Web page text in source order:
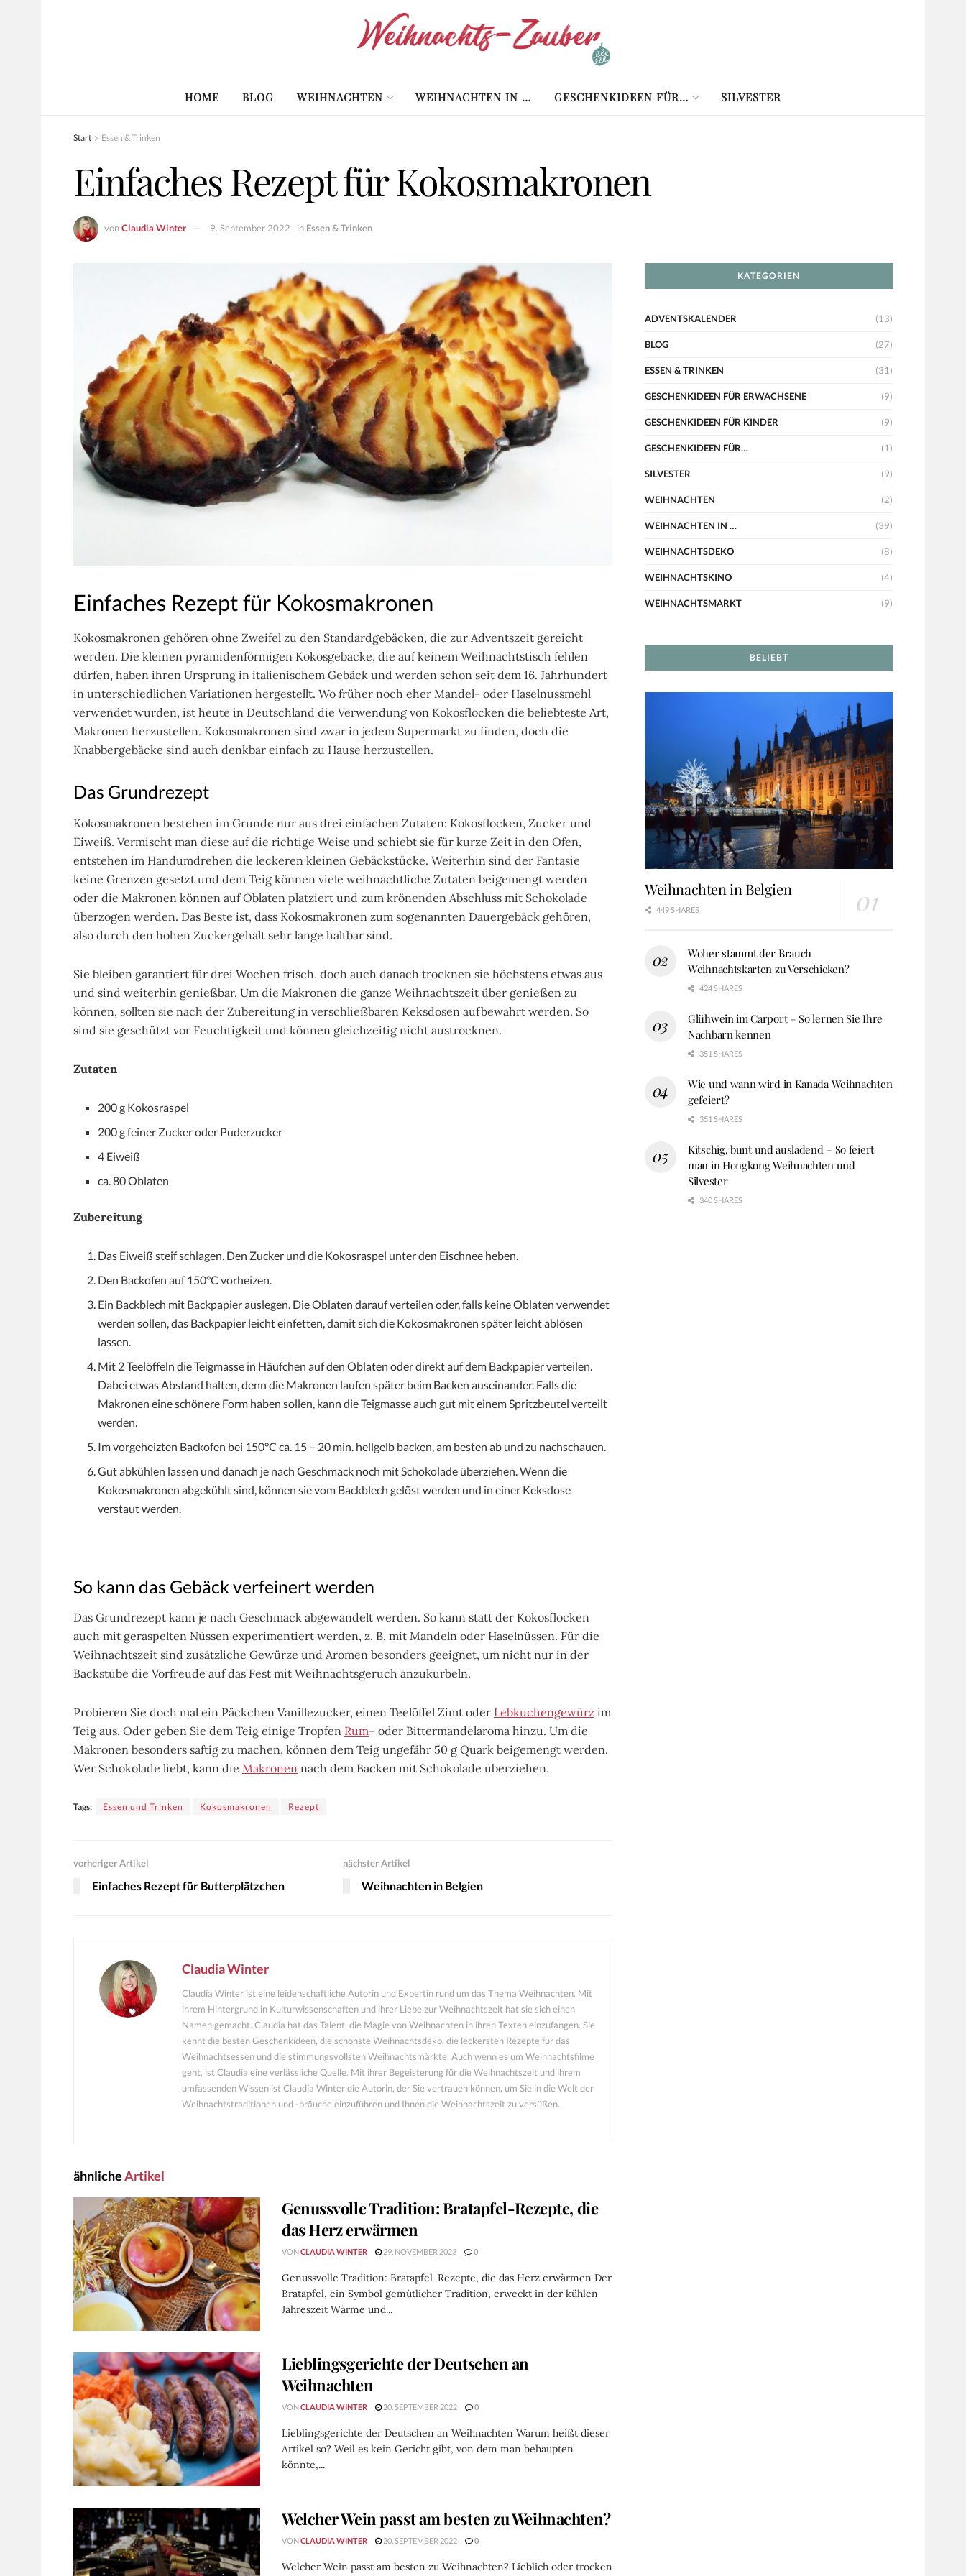
HOME BLOG WEIHNACHTEN WEIHNACHTEN IN … GESCHENKIDEEN FÜR… SILVESTER
Start Essen & Trinken
Einfaches Rezept für Kokosmakronen
vonClaudia Winter 9. September 2022 in Essen & Trinken
Einfaches Rezept für Kokosmakronen
Kokosmakronen gehören ohne Zweifel zu den Standardgebäcken, die zur Adventszeit gereicht
werden. Die kleinen pyramidenförmigen Kokosgebäcke, die auf keinem Weihnachtstisch fehlen
dürfen, haben ihren Ursprung in italienischem Gebäck und werden schon seit dem 16. Jahrhundert
in unterschiedlichen Variationen hergestellt. Wo früher noch eher Mandel- oder Haselnussmehl
verwendet wurden, ist heute in Deutschland die Verwendung von Kokosflocken die beliebteste Art,
Makronen herzustellen. Kokosmakronen sind zwar in jedem Supermarkt zu finden, doch die
Knabbergebäcke sind auch denkbar einfach zu Hause herzustellen.
Das Grundrezept
Kokosmakronen bestehen im Grunde nur aus drei einfachen Zutaten: Kokosflocken, Zucker und
Eiweiß. Vermischt man diese auf die richtige Weise und schiebt sie für kurze Zeit in den Ofen,
entstehen im Handumdrehen die leckeren kleinen Gebäckstücke. Weiterhin sind der Fantasie
keine Grenzen gesetzt und dem Teig können viele weihnachtliche Zutaten beigemengt werden
oder die Makronen können auf Oblaten platziert und zum krönenden Abschluss mit Schokolade
überzogen werden. Das Beste ist, dass Kokosmakronen zum sogenannten Dauergebäck gehören,
also durch den hohen Zuckergehalt sehr lange haltbar sind.
Sie bleiben garantiert für drei Wochen frisch, doch auch danach trocknen sie höchstens etwas aus
und sind weiterhin genießbar. Um die Makronen die ganze Weihnachtszeit über genießen zu
können, sollten sie nach der Zubereitung in verschließbaren Keksdosen aufbewahrt werden. So
sind sie geschützt vor Feuchtigkeit und können gleichzeitig nicht austrocknen.
Zutaten
200 g Kokosraspel
200 g feiner Zucker oder Puderzucker
4 Eiweiß
ca. 80 Oblaten
Zubereitung
Das Eiweiß steif schlagen. Den Zucker und die Kokosraspel unter den Eischnee heben.
Den Backofen auf 150°C vorheizen.
Ein Backblech mit Backpapier auslegen. Die Oblaten darauf verteilen oder, falls keine Oblaten verwendet
werden sollen, das Backpapier leicht einfetten, damit sich die Kokosmakronen später leicht ablösen
lassen.
Mit 2 Teelöffeln die Teigmasse in Häufchen auf den Oblaten oder direkt auf dem Backpapier verteilen.
Dabei etwas Abstand halten, denn die Makronen laufen später beim Backen auseinander. Falls die
Makronen eine schönere Form haben sollen, kann die Teigmasse auch gut mit einem Spritzbeutel verteilt
werden.
Im vorgeheizten Backofen bei 150°C ca. 15 – 20 min. hellgelb backen, am besten ab und zu nachschauen.
Gut abkühlen lassen und danach je nach Geschmack noch mit Schokolade überziehen. Wenn die
Kokosmakronen abgekühlt sind, können sie vom Backblech gelöst werden und in einer Keksdose
verstaut werden.
So kann das Gebäck verfeinert werden
Das Grundrezept kann je nach Geschmack abgewandelt werden. So kann statt der Kokosflocken
auch mit geraspelten Nüssen experimentiert werden, z. B. mit Mandeln oder Haselnüssen. Für die
Weihnachtszeit sind zusätzliche Gewürze und Aromen besonders geeignet, um nicht nur in der
Backstube die Vorfreude auf das Fest mit Weihnachtsgeruch anzukurbeln.
Probieren Sie doch mal ein Päckchen Vanillezucker, einen Teelöffel Zimt oder Lebkuchengewürz im
Teig aus. Oder geben Sie dem Teig einige Tropfen Rum– oder Bittermandelaroma hinzu. Um die
Makronen besonders saftig zu machen, können dem Teig ungefähr 50 g Quark beigemengt werden.
Wer Schokolade liebt, kann die Makronen nach dem Backen mit Schokolade überziehen.
Tags: Essen und Trinken Kokosmakronen Rezept
vorheriger Artikel
Einfaches Rezept für Butterplätzchen
nächster Artikel
Weihnachten in Belgien
Claudia Winter
Claudia Winter ist eine leidenschaftliche Autorin und Expertin rund um das Thema Weihnachten. Mit
ihrem Hintergrund in Kulturwissenschaften und ihrer Liebe zur Weihnachtszeit hat sie sich einen
Namen gemacht. Claudia hat das Talent, die Magie von Weihnachten in ihren Texten einzufangen. Sie
kennt die besten Geschenkideen, die schönste Weihnachtsdeko, die leckersten Rezepte für das
Weihnachtsessen und die stimmungsvollsten Weihnachtsmärkte. Auch wenn es um Weihnachtsfilme
geht, ist Claudia eine verlässliche Quelle. Mit ihrer Begeisterung für die Weihnachtszeit und ihrem
umfassenden Wissen ist Claudia Winter die Autorin, der Sie vertrauen können, um Sie in die Welt der
Weihnachtstraditionen und -bräuche einzuführen und Ihnen die Weihnachtszeit zu versüßen.
ähnlicheArtikel
Genussvolle Tradition: Bratapfel-Rezepte, die
das Herz erwärmen
VONCLAUDIA WINTER 29. NOVEMBER 2023 0
Genussvolle Tradition: Bratapfel-Rezepte, die das Herz erwärmen Der
Bratapfel, ein Symbol gemütlicher Tradition, erweckt in der kühlen
Jahreszeit Wärme und...
Lieblingsgerichte der Deutschen an
Weihnachten
VONCLAUDIA WINTER 20. SEPTEMBER 2022 0
Lieblingsgerichte der Deutschen an Weihnachten Warum heißt dieser
Artikel so? Weil es kein Gericht gibt, von dem man behaupten
könnte,...
Welcher Wein passt am besten zu Weihnachten?
VONCLAUDIA WINTER 20. SEPTEMBER 2022 0
Welcher Wein passt am besten zu Weihnachten? Lieblich oder trocken
KATEGORIEN
ADVENTSKALENDER (13)
BLOG (27)
ESSEN & TRINKEN (31)
GESCHENKIDEEN FÜR ERWACHSENE (9)
GESCHENKIDEEN FÜR KINDER (9)
GESCHENKIDEEN FÜR… (1)
SILVESTER (9)
WEIHNACHTEN (2)
WEIHNACHTEN IN … (39)
WEIHNACHTSDEKO (8)
WEIHNACHTSKINO (4)
WEIHNACHTSMARKT (9)
BELIEBT
Weihnachten in Belgien
449 SHARES
Woher stammt der Brauch
Weihnachtskarten zu Verschicken?
424 SHARES
Glühwein im Carport – So lernen Sie Ihre
Nachbarn kennen
351 SHARES
Wie und wann wird in Kanada Weihnachten
gefeiert?
351 SHARES
Kitschig, bunt und ausladend – So feiert
man in Hongkong Weihnachten und
Silvester
340 SHARES